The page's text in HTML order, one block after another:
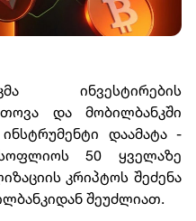
ინვესტირების
და მობილბანკში
დაამატა -
50 ყველაზე
კრიპტოს შეძენა
შეუძლიათ.